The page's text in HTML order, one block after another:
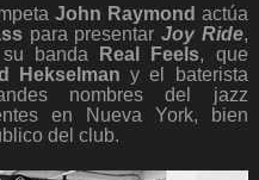
John Raymond actúa
para presentar Joy Ride,
banda
Real Feels, que
Hekselman y el baterista
nombres del jazz
en Nueva York, bien
del club.